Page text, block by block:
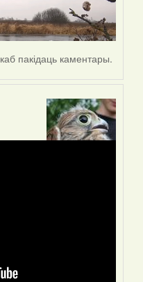
каб пакідаць каментары.